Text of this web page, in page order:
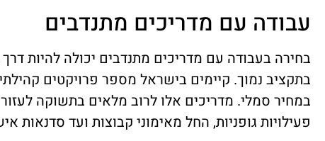
עבודה עם מדריכים מתנדבים
בחירה בעבודה עם מדריכים מתנדבים יכולה להיות
בתקציב נמוך. קיימים בישראל מספר פרויקטים
במחיר סמלי. מדריכים אלו לרוב מלאים בתשוקה
פעילויות גופניות, החל מאימוני קבוצות ועד סדנאות